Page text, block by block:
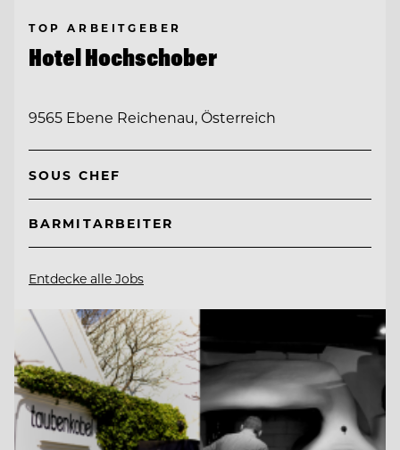
TOP ARBEITGEBER
Hotel Hochschober
9565 Ebene Reichenau, Österreich
SOUS CHEF
BARMITARBEITER
Entdecke alle Jobs